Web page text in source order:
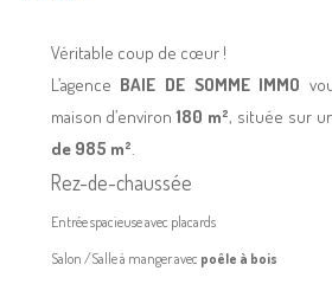
Véritable coup de cœur !
L’agence BAIE DE SOMME IMMO
maison d’environ180 m², située sur
de 985 m²
Rez-de-chaussée
Entrée spacieuse avec placards
Salon /Salle à manger avec poêle à bois